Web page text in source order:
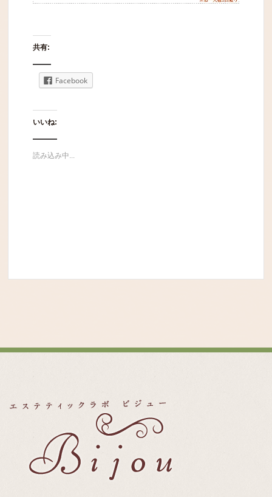
共有:
Facebook
いいね:
読み込み中...